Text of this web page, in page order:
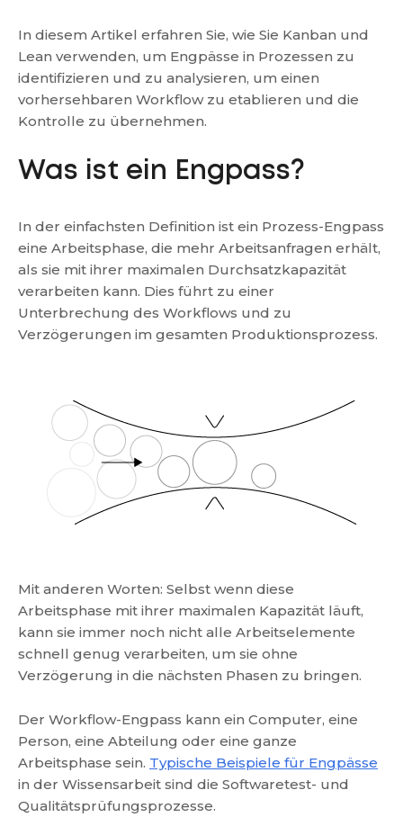
In diesem Artikel erfahren Sie, wie Sie Kanban und
Lean verwenden, um Engpässe in Prozessen zu
identifizieren und zu analysieren, um einen
vorhersehbaren Workflow zu etablieren und die
Kontrolle zu übernehmen.
Was ist ein Engpass?
In der einfachsten Definition ist ein Prozess-Engpass
eine Arbeitsphase, die mehr Arbeitsanfragen erhält,
als sie mit ihrer maximalen Durchsatzkapazität
verarbeiten kann. Dies führt zu einer
Unterbrechung des Workflows und zu
Verzögerungen im gesamten Produktionsprozess.
Mit anderen Worten: Selbst wenn diese
Arbeitsphase mit ihrer maximalen Kapazität läuft,
kann sie immer noch nicht alle Arbeitselemente
schnell genug verarbeiten, um sie ohne
Verzögerung in die nächsten Phasen zu bringen.
Der Workflow-Engpass kann ein Computer, eine
Person, eine Abteilung oder eine ganze
Arbeitsphase sein. Typische Beispiele für Engpässe
in der Wissensarbeit sind die Softwaretest- und
Qualitätsprüfungsprozesse.